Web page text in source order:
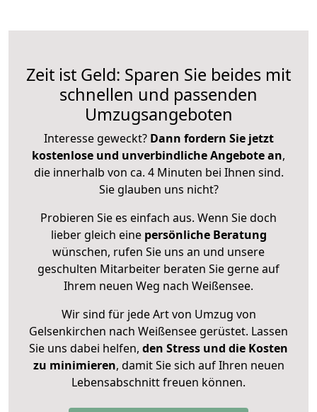
Zeit ist Geld: Sparen Sie beides mit
schnellen und passenden
Umzugsangeboten
Interesse geweckt? Dann fordern Sie jetzt
kostenlose und unverbindliche Angebote an,
die innerhalb von ca. 4 Minuten bei Ihnen sind.
Sie glauben uns nicht?
Probieren Sie es einfach aus. Wenn Sie doch
lieber gleich eine persönliche Beratung
wünschen, rufen Sie uns an und unsere
geschulten Mitarbeiter beraten Sie gerne auf
Ihrem neuen Weg nach Weißensee.
Wir sind für jede Art von Umzug von
Gelsenkirchen nach Weißensee gerüstet. Lassen
Sie uns dabei helfen, den Stress und die Kosten
zu minimieren, damit Sie sich auf Ihren neuen
Lebensabschnitt freuen können.